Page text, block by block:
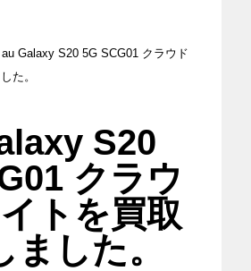
Galaxy S20 5G SCG01 クラウド
た。
S20
クラウ
イトを買取
ました。